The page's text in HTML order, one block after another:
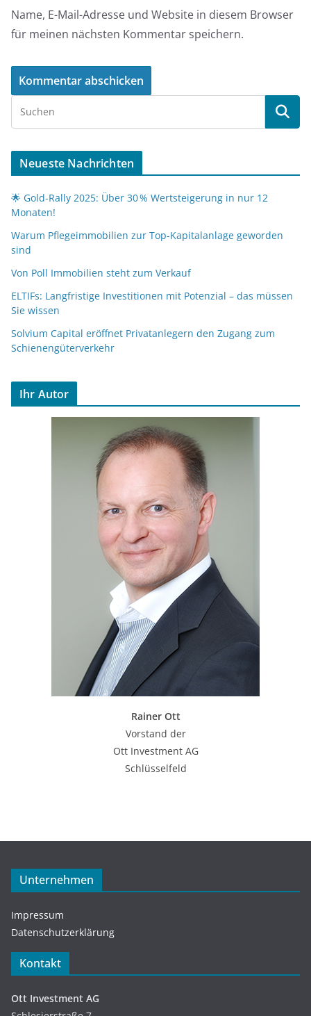
Name, E-Mail-Adresse und Website in diesem Browser
für meinen nächsten Kommentar speichern.
Neueste Nachrichten
🌟 Gold-Rally 2025: Über 30 % Wertsteigerung in nur 12
Monaten!
Warum Pflegeimmobilien zur Top-Kapitalanlage geworden
sind
Von Poll Immobilien steht zum Verkauf
ELTIFs: Langfristige Investitionen mit Potenzial – das müssen
Sie wissen
Solvium Capital eröffnet Privatanlegern den Zugang zum
Schienengüterverkehr
Ihr Autor
Rainer Ott
Vorstand der
Ott Investment AG
Schlüsselfeld
Unternehmen
Impressum
Datenschutzerklärung
Kontakt
Ott Investment AG